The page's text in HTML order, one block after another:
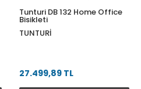
Tunturi DB 132 Home Office
Bisikleti
TUNTURI
27.499,89 TL